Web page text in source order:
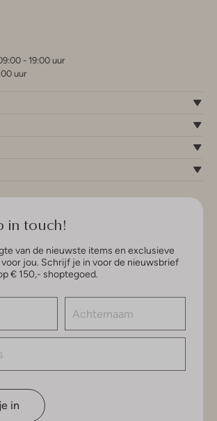
- 19:00 uur
uur
in touch!
van de nieuwste items en exclusieve
voor jou. Schrijf je in voor de nieuwsbrief
€ 150,- shoptegoed.
in